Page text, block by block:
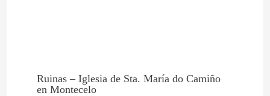
Ruinas – Iglesia de Sta. María do Camiño
en Montecelo